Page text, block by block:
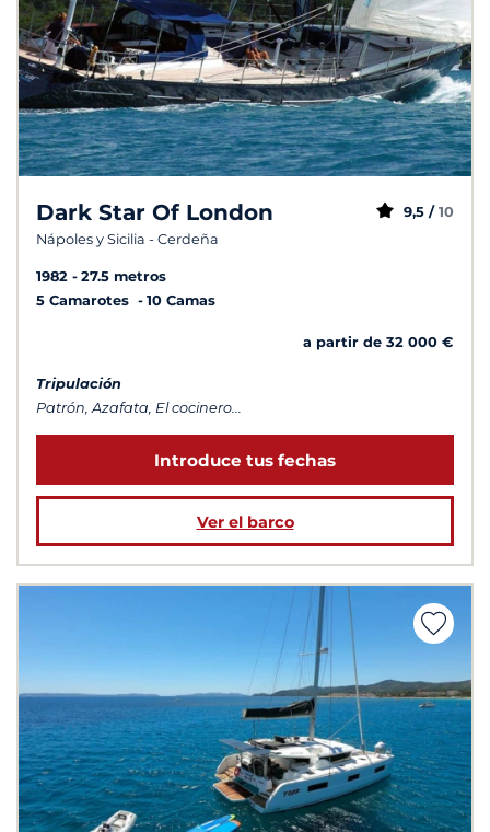
Dark Star Of London
Nápoles y Sicilia - Cerdeña
9,5 / 10
1982
27.5 metros
5 Camarotes
10 Camas
a partir de 32 000 €
Tripulación
Patrón, Azafata, El cocinero...
Introduce tus fechas
Ver el barco